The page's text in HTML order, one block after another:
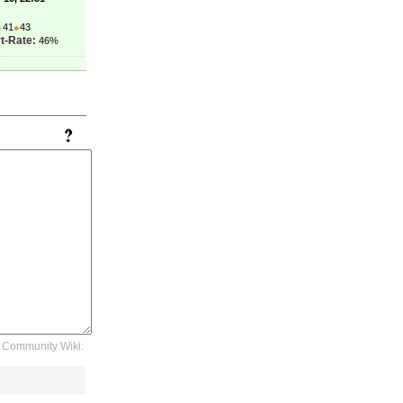
41 ●43
Rate: 46%
Community Wiki: